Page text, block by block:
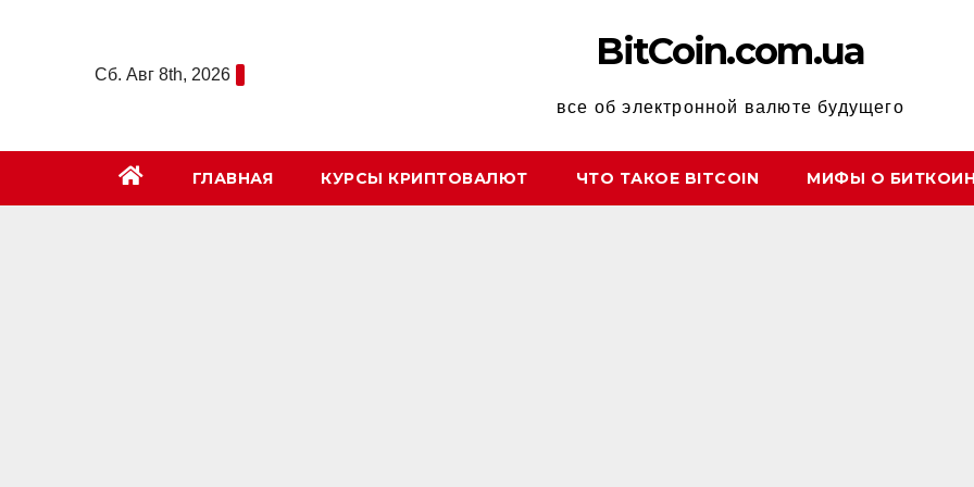
содержимомуСб. Авг 8th, 2026
BitCoin.com.ua
все об электронной валюте будущего
ГЛАВНАЯ КУРСЫ КРИПТОВАЛЮТ ЧТО ТАКОЕ BITCOIN МИФЫ О